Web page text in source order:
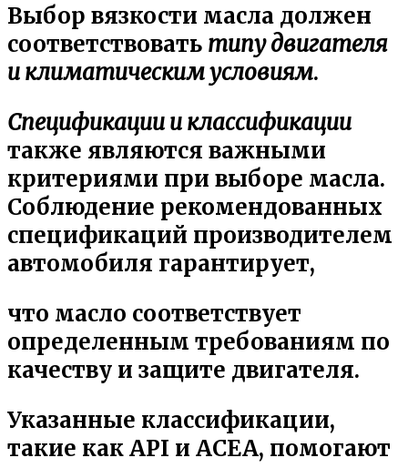
Выбор вязкости масла должен
соответствовать типу двигателя
и климатическим условиям.
Спецификации и классификации
также являются важными
критериями при выборе масла.
Соблюдение рекомендованных
спецификаций производителем
автомобиля гарантирует,
что масло соответствует
определенным требованиям по
качеству и защите двигателя.
Указанные классификации,
такие как API и ACEA, помогают